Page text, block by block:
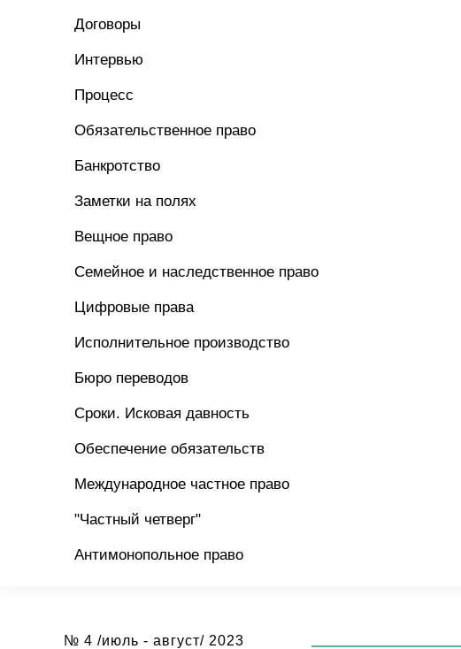
Договоры
Интервью
Процесс
Обязательственное право
Банкротство
Заметки на полях
Вещное право
Семейное и наследственное право
Цифровые права
Исполнительное производство
Бюро переводов
Сроки. Исковая давность
Обеспечение обязательств
Международное частное право
"Частный четверг"
Антимонопольное право
№ 4 /июль - август/ 2023